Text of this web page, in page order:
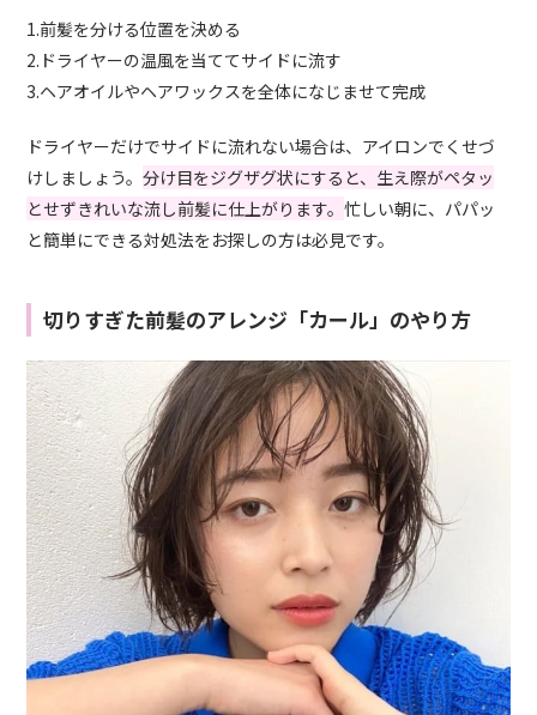
1.前髪を分ける位置を決める
2.ドライヤーの温風を当ててサイドに流す
3.ヘアオイルやヘアワックスを全体になじませて完成
ドライヤーだけでサイドに流れない場合は、アイロンでくせづ
けしましょう。分け目をジグザグ状にすると、生え際がペタッ
とせずきれいな流し前髪に仕上がります。忙しい朝に、パパッ
と簡単にできる対処法をお探しの方は必見です。
切りすぎた前髪のアレンジ「カール」のやり方